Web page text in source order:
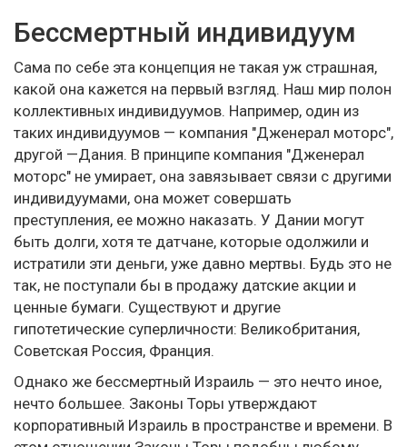
Бессмертный индивидуум
Сама по себе эта концепция не такая уж страшная,
какой она кажется на первый взгляд. Наш мир полон
коллективных индивидуумов. Например, один из
таких индивидуумов — компания "Дженерал моторс",
другой —Дания. В принципе компания "Дженерал
моторс" не умирает, она завязывает связи с другими
индивидуумами, она может совершать
преступления, ее можно наказать. У Дании могут
быть долги, хотя те датчане, которые одолжили и
истратили эти деньги, уже давно мертвы. Будь это не
так, не поступали бы в продажу датские акции и
ценные бумаги. Существуют и другие
гипотетические суперличности: Великобритания,
Советская Россия, Франция.
Однако же бессмертный Израиль — это нечто иное,
нечто большее. Законы Торы утверждают
корпоративный Израиль в пространстве и времени. В